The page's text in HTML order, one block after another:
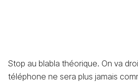
Stop au blabla théorique. On va
téléphone ne sera plus jamais